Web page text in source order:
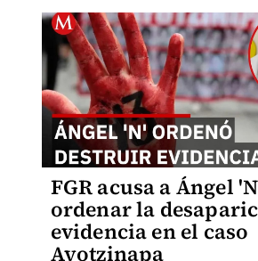
FGR acusa a Ángel
ordenar la
evidencia en el caso
Ayotzinapa